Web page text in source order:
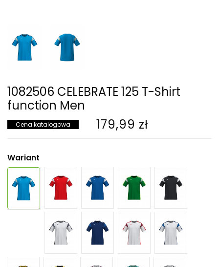
1082506 CELEBRATE 125 T-Shirt
function Men
Cena katalogowa 179,99 zł
Wariant